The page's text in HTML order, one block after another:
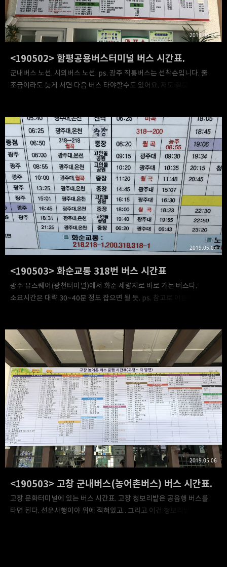
<190502> 함평공용버스터미널 버스 시간표.
2019.06.24
군내버스 노선. 시외버스 노선. ps. 광주 직통버스는 선착순입니다. 줄
조금이라도 늦게 서면 다음 버스 타야할수도 있어요. 저도 잘못하다가
<190503> 화순교통 318번 버스 시간표
2019.05.07
광주 유스퀘어(광천터미널)에서 화순 세량지로 바로 가는 버스다.
소요시간은 대략 30~40분 정도 잡으면 될 듯. ps. 참고로 이른 아침에
<190503> 고창 군내버스(농어촌버스) 버스 시간표.
2019.05.06
고창 문화터미널에 있는 버스 시간표. 고창 청보리밭은 공음행 버스를
타면 된다. 선운사행이야 위에 적혀있고.. 그리고 이건 청보리밭